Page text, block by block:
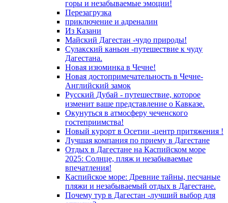
горы и незабываемые эмоции!
Перезагрузка
приключение и адреналин
Из Казани
Майский Дагестан -чудо природы!
Сулакский каньон -путешествие к чуду
Дагестана.
Новая изюминка в Чечне!
Новая достопримечательность в Чечне-
Английский замок
Русский Дубай - путешествие, которое
изменит ваше представление о Кавказе.
Окунуться в атмосферу чеченского
гостеприимства!
Новый курорт в Осетии -центр притяжения !
Лучшая компания по приему в Дагестане
Отдых в Дагестане на Каспийском море
2025: Солнце, пляж и незабываемые
впечатления!
Каспийское море: Древние тайны, песчаные
пляжи и незабываемый отдых в Дагестане.
Почему тур в Дагестан -лучший выбор для